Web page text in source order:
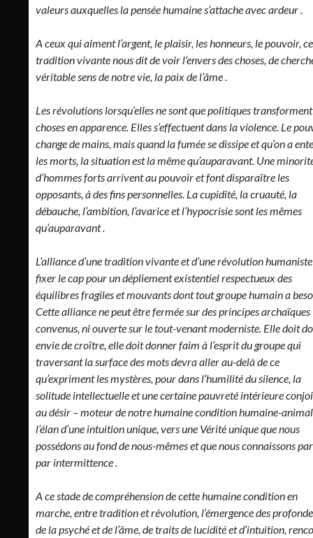
valeurs auxquelles la pensée humaine s’attache avec ardeur .
A ceux qui aiment l’argent, le plaisir, les honneurs, le pouvoir,
tradition vivante nous dit de voir l’envers des choses, de
véritable sens de notre vie, la paix de l’âme .
Les révolutions lorsqu’elles ne sont que politiques
choses en apparence. Elles s’effectuent dans la violence. Le
change de mains, mais quand la fumée se dissipe et qu’on a
les morts, la situation est la même qu’auparavant. Une
d’hommes forts arrivent au pouvoir et font disparaître les
opposants, à des fins personnelles. La cupidité, la cruauté, la
débauche, l’ambition, l’avarice et l’hypocrisie sont les mêmes
qu’auparavant .
L’alliance d’une tradition vivante et d’une révolution
fixer le cap pour un dépliement existentiel respectueux des
équilibres fragiles et mouvants dont tout groupe humain a
Cette alliance ne peut être fermée sur des principes archaïques
convenus, ni ouverte sur le tout-venant moderniste. Elle doit
envie de croître, elle doit donner faim à l’esprit du groupe qui
traversant la surface des mots devra aller au-delà de ce
qu’expriment les mystères, pour dans l’humilité du silence, la
solitude intellectuelle et une certaine pauvreté intérieure
au désir – moteur de notre humaine condition humaine-
l’élan d’une intuition unique, vers une Vérité unique que nous
possédons au fond de nous-mêmes et que nous connaissons
par intermittence .
A ce stade de compréhension de cette humaine condition en
marche, entre tradition et révolution, l’émergence des
de la psyché et de l’âme, de traits de lucidité et d’intuition,